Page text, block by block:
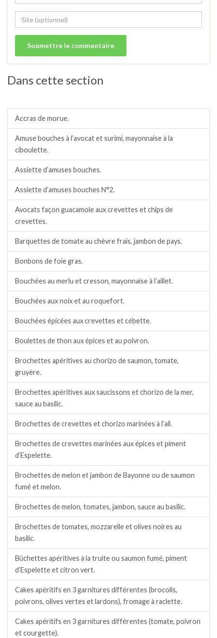
Dans cette section
Accras de morue.
Amuse bouches à l’avocat et surimi, mayonnaise à la
ciboulette.
Assiette d’amuses bouches.
Assiette d’amuses bouches N°2.
Avocats façon guacamole aux crevettes et chips de
crevettes.
Barquettes de tomate au chèvre frais, jambon de pays.
Bonbons de foie gras.
Bouchées au merlu et cresson, mayonnaise à l’aillet.
Bouchées aux noix et au roquefort.
Bouchées épicées aux crevettes et cébette.
Boulettes de thon aux épices et au poivron.
Brochettes apéritives au chorizo de saumon, tomate,
gruyère.
Brochettes apéritives aux saucissons et chorizo de la mer,
sauce au basilic.
Brochettes de crevettes et chorizo marinées à l’ail.
Brochettes de crevettes marinées aux épices et piment
d’Espelette.
Brochettes de melon et jambon de Bayonne ou de saumon
fumé et melon.
Brochettes de melon, tomates, jambon, sauce au basilic.
Brochettes de tomates, mozzarelle et olives noires au
basilic.
Bûchettes apéritives à la truite ou saumon fumé, piment
d’Espelette et citron vert.
Cakes apéritifs en 3 garnitures différentes (brocolis,
poivrons, olives vertes et lardons), fromage à raclette.
Cakes apéritifs en 3 garnitures différentes (tomate, poivron
et courgette).